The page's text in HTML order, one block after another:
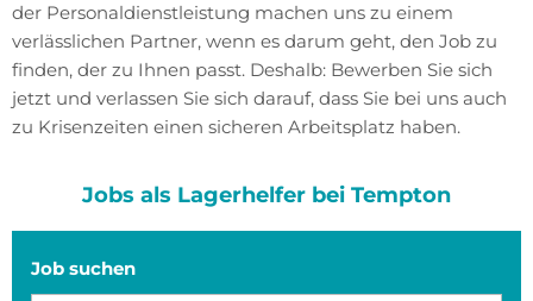
der Personaldienstleistung machen uns zu einem
verlässlichen Partner, wenn es darum geht, den Job zu
finden, der zu Ihnen passt. Deshalb: Bewerben Sie sich
jetzt und verlassen Sie sich darauf, dass Sie bei uns auch
zu Krisenzeiten einen sicheren Arbeitsplatz haben.
Jobs als Lagerhelfer bei Tempton
Job suchen